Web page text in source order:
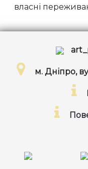
власні
м. Дніпро,